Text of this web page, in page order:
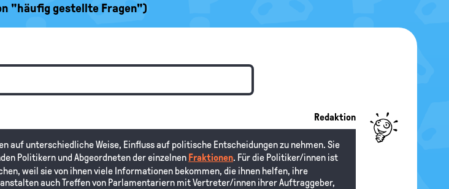
"häufig gestellte Fragen")
Redaktion
auf unterschiedliche Weise, Einfluss auf politische Entscheidungen zu nehmen. Sie
Politikern und Abgeordneten der einzelnen Fraktionen. Für die Politiker/innen ist
weil sie von ihnen viele Informationen bekommen, die ihnen helfen, ihre
auch Treffen von Parlamentariern mit Vertreter/innen ihrer Auftraggeber,